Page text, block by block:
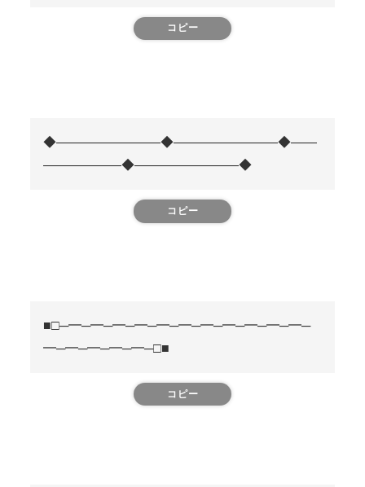
コピー
◆――――――――◆――――――――◆――
――――――◆――――――――◆
コピー
■□─━─━─━─━─━─━─━─━─━─━─━─
━─━─━─━─━─□■
コピー